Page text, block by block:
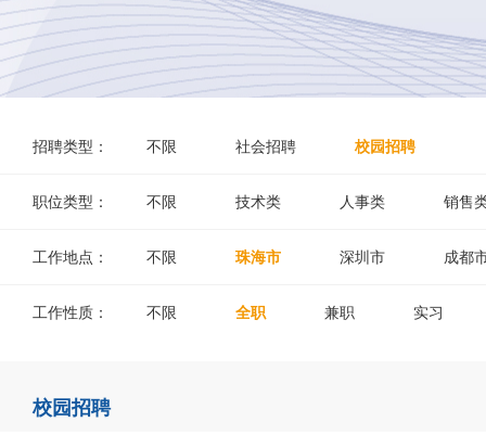
招聘类型： 不限 社会招聘 校园招聘
职位类型： 不限 技术类 人事类 销售
工作地点： 不限 珠海市 深圳市 成都
工作性质： 不限 全职 兼职 实习
校园招聘